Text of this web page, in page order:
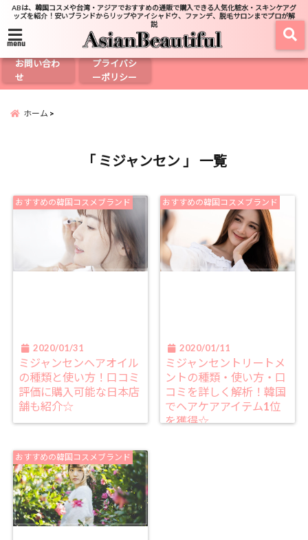
ABは、韓国コスメや台湾・アジアでおすすめの通販で購入できる人気化粧水・スキンケアグ
ッズを紹介！安いブランドからリップやアイシャドウ、ファンデ、脱毛サロンまでプロが解
説
menu
お問い合わ
せ
プライバシ
ーポリシー
ホーム
「 ミジャンセン 」 一覧
おすすめの韓国コスメブランド
2020/01/31
ミジャンセンヘアオイル
の種類と使い方！口コミ
評価に購入可能な日本店
舗も紹介☆
おすすめの韓国コスメブランド
2020/01/11
ミジャンセントリートメ
ントの種類・使い方・口
コミを詳しく解析！韓国
でヘアケアアイテム1位
を獲得☆
おすすめの韓国コスメブランド